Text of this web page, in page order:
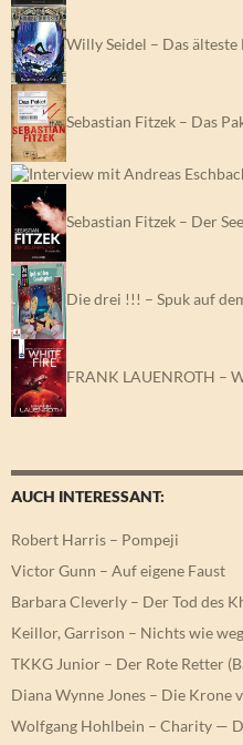
Willy Seidel – Das
Sebastian Fitzek – Das
Sebastian Fitzek – Der
Die drei !!! – Spuk auf
FRANK LAUENROTH –
AUCH INTERESSANT:
Robert Harris – Pompeji
Victor Gunn – Auf eigene Faust
Barbara Cleverly – Der Tod des
Keillor, Garrison – Nichts wie
TKKG Junior – Der Rote Retter
Diana Wynne Jones – Die Krone
Wolfgang Hohlbein – Charity —